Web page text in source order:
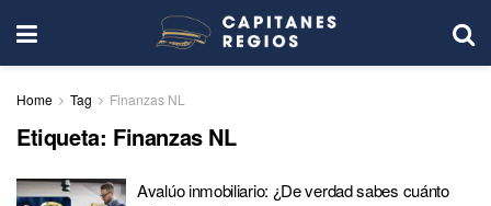
Home Tag Finanzas NL
Etiqueta: Finanzas NL
Avalúo inmobiliario: ¿De verdad sabes cuánto